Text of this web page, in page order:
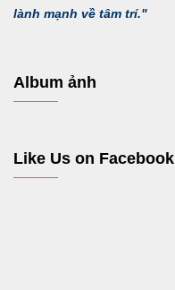
lành mạnh về tâm trí."
Album ảnh
Like Us on Facebook